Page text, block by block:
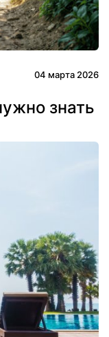
04 марта 2026
знать